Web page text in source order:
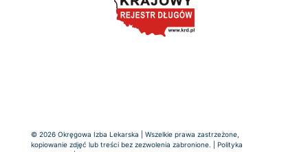
© 2026 Okręgowa Izba Lekarska | Wszelkie prawa zastrzeżone,
kopiowanie zdjęć lub treści bez zezwolenia zabronione. | Polityka